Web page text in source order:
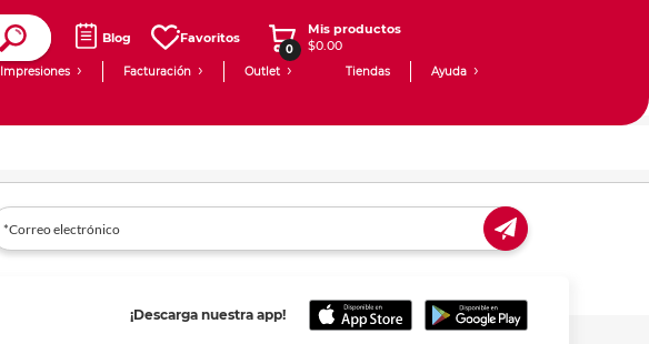
Blog Favoritos
0
Mis productos
$0.00
Impresiones Facturación Outlet Tiendas Ayuda
¡Descarga nuestra app!